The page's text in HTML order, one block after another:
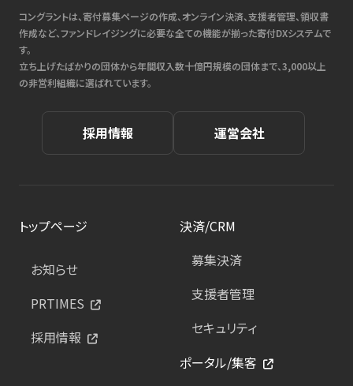
コングラントは、寄付募集ページの作成、オンライン決済、支援者管理、領収書
作成など、ファンドレイジングに必要な全ての機能が揃った寄付DXシステムで
す。
立ち上げたばかりの団体から年間収入数十億円規模の団体まで、3,000以上
の非営利組織に選ばれています。
採用情報 運営会社
トップページ
お知らせ
PRTIMES
採用情報
決済/CRM
募集決済
支援者管理
セキュリティ
ポータル/集客